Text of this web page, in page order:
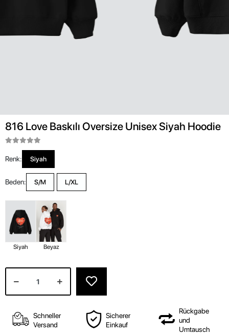
816 Love Baskılı Oversize Unisex Siyah Hoodie
Renk: Siyah
Beden: S/M L/XL
Siyah Beyaz
Schneller
Versand
Sicherer
Einkauf
Rückgabe
und
Umtausch